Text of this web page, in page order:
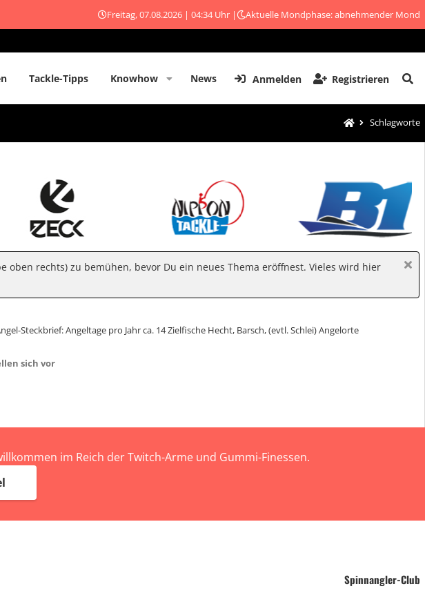
Freitag, 07.08.2026 | 04:34 Uhr | Aktuelle Mondphase: abnehmender Mond
Tackle-Tipps Knowhow News Anmelden Registrieren
Schlagworte
rechts) zu bemühen, bevor Du ein neues Thema eröffnest. Vieles wird hier
Steckbrief: Angeltage pro Jahr ca. 14 Zielfische Hecht, Barsch, (evtl. Schlei) Angelorte
sich vor
im Reich der Twitch-Arme und Gummi-Finessen.
Spinnangler-Club